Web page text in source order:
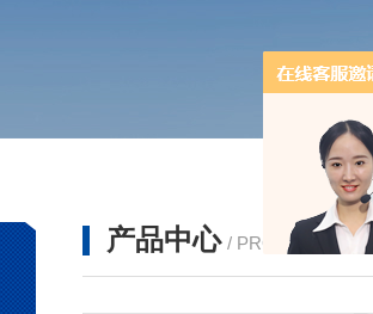
产品中心 / PRODUCTS